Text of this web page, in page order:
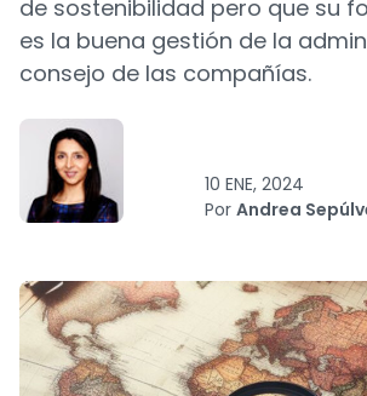
de sostenibilidad pero que su
es la buena gestión de la
consejo de las compañías.
10 ENE, 2024
Por Andrea